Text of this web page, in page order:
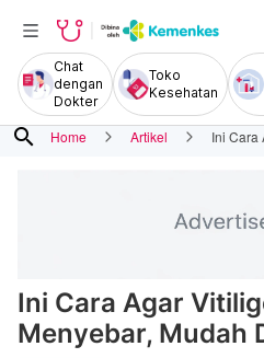
Chat
dengan
Dokter
Toko
Kesehatan
search Home Artikel Ini Cara
Ini Cara Agar
Menyebar, Mudah